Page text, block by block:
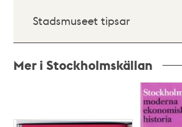
Stadsmuseet tipsar
Mer i Stockholmskällan
och